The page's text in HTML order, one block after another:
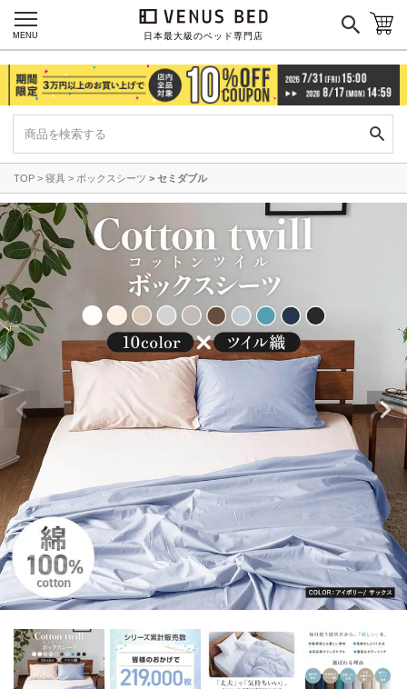
日本最大級のベッド専門店
MENU
TOP 寝具 ボックスシーツ セミダブル